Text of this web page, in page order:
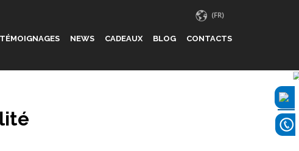
TÉMOIGNAGES NEWS CADEAUX BLOG CONTACTS